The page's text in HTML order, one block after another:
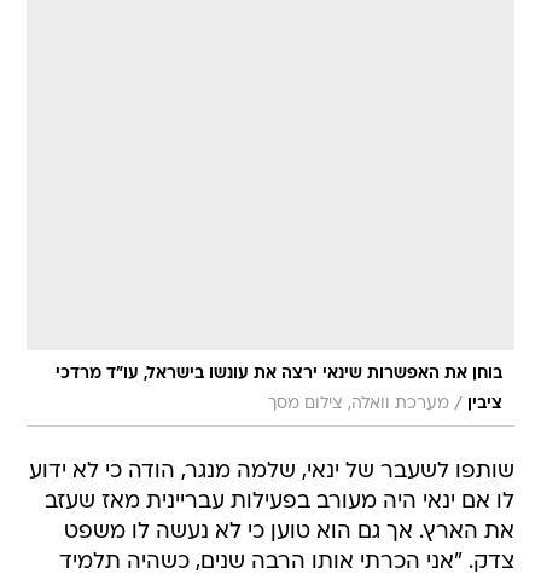
שותפו לשעבר של ינאי, שלמה מנגר, הודה כי לא ידוע
את הארץ. אך גם הוא טוען כי לא נעשה לו משפט
צדק. "אני הכרתי אותו הרבה שנים, כשהיה תלמיד
שלי ושותף שלי. הוא לא היה עבריין ופושע. הוא היה
בעל עסקים. הוא איש נהדר ואני מתגעגע אליו מאוד",